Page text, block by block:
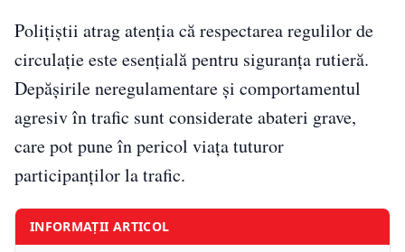
Polițiștii atrag atenția că respectarea regulilor de
circulație este esențială pentru siguranța rutieră.
Depășirile neregulamentare și comportamentul
agresiv în trafic sunt considerate abateri grave,
care pot pune în pericol viața tuturor
participanților la trafic.
INFORMAȚII ARTICOL